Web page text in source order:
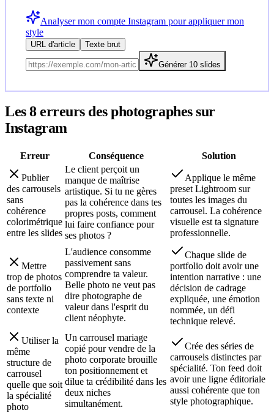
Analyser mon compte Instagram pour appliquer mon
style
URL d'article Texte brut
Générer 10 slides
Les 8 erreurs desphotographes sur
Instagram
Erreur Conséquence Solution
Publier
des carrousels
sans
cohérence
colorimétrique
entre les slides
Le client perçoit un
manque de maîtrise
artistique. Si tu ne gères
pas la cohérence dans tes
propres posts, comment
lui faire confiance pour
ses photos ?
Applique le même
preset Lightroom sur
toutes les images du
carrousel. La cohérence
visuelle est ta signature
professionnelle.
Mettre
trop de photos
de portfolio
sans texte ni
contexte
L'audience consomme
passivement sans
comprendre ta valeur.
Belle photo ne veut pas
dire photographe de
valeur dans l'esprit du
client néophyte.
Chaque slide de
portfolio doit avoir une
intention narrative : une
décision de cadrage
expliquée, une émotion
nommée, un défi
technique relevé.
Utiliser la
même
structure de
carrousel
quelle que soit
la spécialité
photo
Un carrousel mariage
copié pour vendre de la
photo corporate brouille
ton positionnement et
dilue ta crédibilité dans les
deux niches
simultanément.
Crée des séries de
carrousels distinctes par
spécialité. Ton feed doit
avoir une ligne éditoriale
aussi cohérente que ton
style photographique.